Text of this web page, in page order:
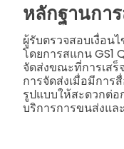
หลักฐานกา
ผู้รับตรวจสอบเงื่อน
โดยการสแกน GS1
จัดส่งขณะที่การเสร็
การจัดส่งเมื่อมีการ
รูปแบบให้สะดวกต่
บริการการขนส่งแล